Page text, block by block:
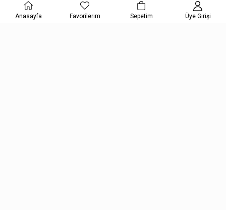
Kategoriler
Anasayfa Favorilerim Sepetim Üye Girişi